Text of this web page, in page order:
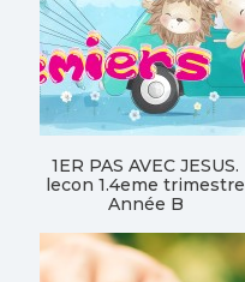
1ER PAS AVEC JESUS.
lecon 1.4eme trimestre
Année B